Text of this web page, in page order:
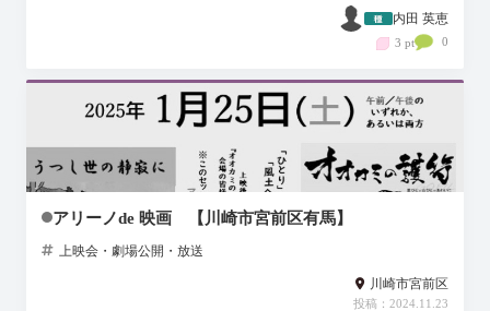
内田 英恵
3 pt 0
アリーノde 映画 【川崎市宮前区有馬】
上映会・劇場公開・放送
川崎市宮前区
投稿：2024.11.23